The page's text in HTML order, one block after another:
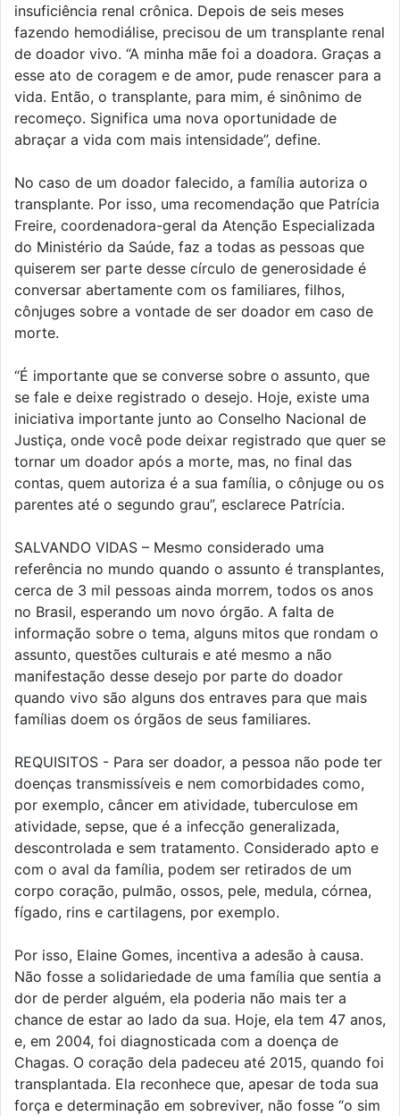
insuficiência renal crônica. Depois de seis meses
fazendo hemodiálise, precisou de um transplante renal
de doador vivo. “A minha mãe foi a doadora. Graças a
esse ato de coragem e de amor, pude renascer para a
vida. Então, o transplante, para mim, é sinônimo de
recomeço. Significa uma nova oportunidade de
abraçar a vida com mais intensidade”, define.
No caso de um doador falecido, a família autoriza o
transplante. Por isso, uma recomendação que Patrícia
Freire, coordenadora-geral da Atenção Especializada
do Ministério da Saúde, faz a todas as pessoas que
quiserem ser parte desse círculo de generosidade é
conversar abertamente com os familiares, filhos,
cônjuges sobre a vontade de ser doador em caso de
morte.
“É importante que se converse sobre o assunto, que
se fale e deixe registrado o desejo. Hoje, existe uma
iniciativa importante junto ao Conselho Nacional de
Justiça, onde você pode deixar registrado que quer se
tornar um doador após a morte, mas, no final das
contas, quem autoriza é a sua família, o cônjuge ou os
parentes até o segundo grau”, esclarece Patrícia.
SALVANDO VIDAS – Mesmo considerado uma
referência no mundo quando o assunto é transplantes,
cerca de 3 mil pessoas ainda morrem, todos os anos
no Brasil, esperando um novo órgão. A falta de
informação sobre o tema, alguns mitos que rondam o
assunto, questões culturais e até mesmo a não
manifestação desse desejo por parte do doador
quando vivo são alguns dos entraves para que mais
famílias doem os órgãos de seus familiares.
REQUISITOS - Para ser doador, a pessoa não pode ter
doenças transmissíveis e nem comorbidades como,
por exemplo, câncer em atividade, tuberculose em
atividade, sepse, que é a infecção generalizada,
descontrolada e sem tratamento. Considerado apto e
com o aval da família, podem ser retirados de um
corpo coração, pulmão, ossos, pele, medula, córnea,
fígado, rins e cartilagens, por exemplo.
Por isso, Elaine Gomes, incentiva a adesão à causa.
Não fosse a solidariedade de uma família que sentia a
dor de perder alguém, ela poderia não mais ter a
chance de estar ao lado da sua. Hoje, ela tem 47 anos,
e, em 2004, foi diagnosticada com a doença de
Chagas. O coração dela padeceu até 2015, quando foi
transplantada. Ela reconhece que, apesar de toda sua
força e determinação em sobreviver, não fosse “o sim